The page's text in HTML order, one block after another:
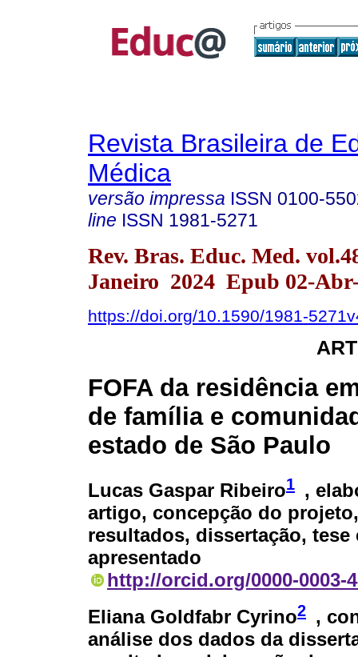
Revista Brasileira de
Médica
versão impressa ISSN 0100-
line ISSN 1981-5271
Rev. Bras. Educ. Med.
Janeiro 2024 Epub 02-
https://doi.org/10.1590/1981-
FOFA da residência
de família e
estado de São Paulo
Lucas Gaspar Ribeiro1 ,
artigo, concepção do
resultados, dissertação,
apresentado
http://orcid.org/0000-0003-
Eliana Goldfabr Cyrino2 ,
análise dos dados da